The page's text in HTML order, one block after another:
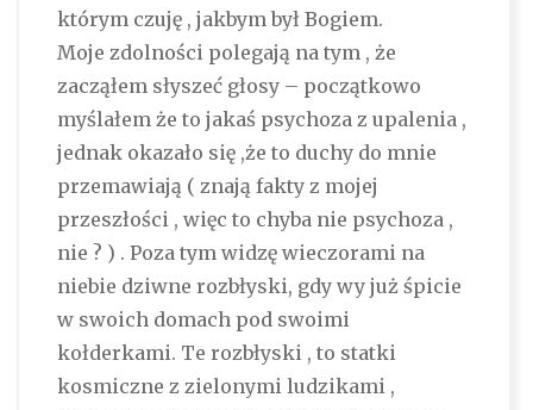
którym czuję , jakbym był Bogiem.
Moje zdolności polegają na tym , że
zacząłem słyszeć głosy – początkowo
myślałem że to jakaś psychoza z upalenia ,
jednak okazało się ,że to duchy do mnie
przemawiają ( znają fakty z mojej
przeszłości , więc to chyba nie psychoza ,
nie ? ) . Poza tym widzę wieczorami na
niebie dziwne rozbłyski, gdy wy już śpicie
w swoich domach pod swoimi
kołderkami. Te rozbłyski , to statki
kosmiczne z zielonymi ludzikami ,